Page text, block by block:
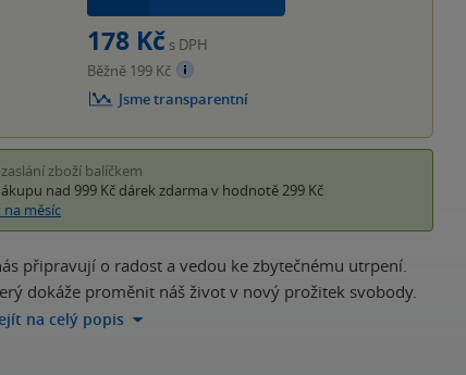
178 Kč s DPH
Běžně 199 Kč
Jsme transparentní
zboží balíčkem
nad 999 Kč dárek zdarma v hodnotě 299 Kč
na měsíc
připravují o radost a vedou ke zbytečnému utrpení.
dokáže proměnit náš život v nový prožitek svobody.
na celý popis